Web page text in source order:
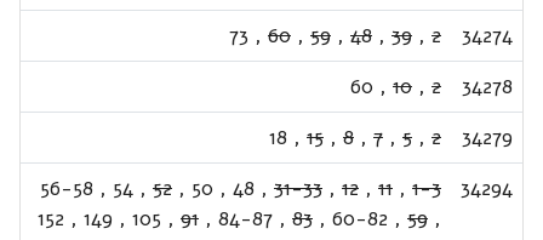
34274
2
,
39
,
48
,
59
,
60
,
73
34278
2
,
10
,
60
34279
2
,
5
,
7
,
8
,
15
,
18
34294
1-3
,
11
,
12
,
31-33
,
48
,
50
,
52
,
54
,
56-58
,
59
,
60-82
,
83
,
84-87
,
91
,
105
,
149
,
152